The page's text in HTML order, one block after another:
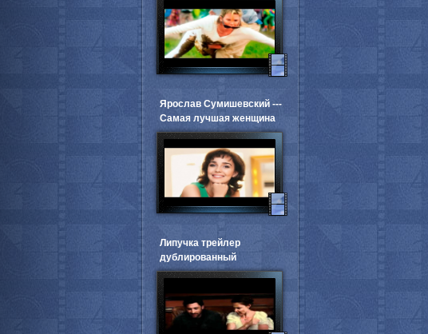
Ярослав Сумишевский ---
Самая лучшая женщина
Липучка трейлер
дублированный